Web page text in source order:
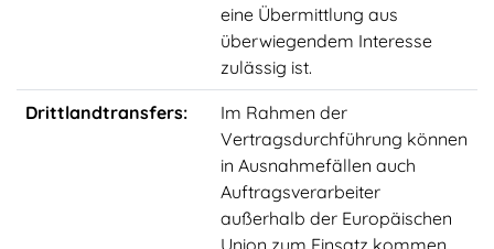
eine Übermittlung aus
überwiegendem Interesse
zulässig ist.
Drittlandtransfers:
Im Rahmen der
Vertragsdurchführung können
in Ausnahmefällen auch
Auftragsverarbeiter
außerhalb der Europäischen
Union zum Einsatz kommen.